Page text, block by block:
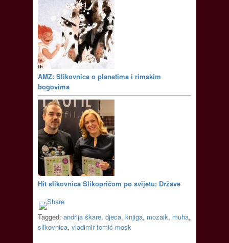
AMZ: Slikovnica o planetima i rimskim
bogovima
Hit slikovnica Slikopričom po svijetu: Države
Tagged: andrija škare, djeca, knjiga, mozaik, muha,
slikovnica, vladimir tomić mosk